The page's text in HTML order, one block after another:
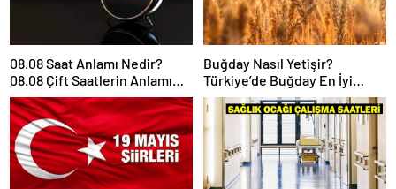
08.08 Saat Anlamı Nedir?
08.08 Çift Saatlerin Anlamı
Nasıl Yorumlanır?
Buğday Nasıl Yetişir?
Türkiye’de Buğday En İyi
Nerede Yetişir?